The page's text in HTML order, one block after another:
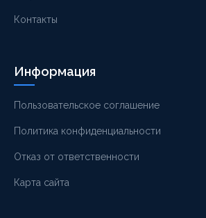
Контакты
Информация
Пользовательское соглашение
Политика конфиденциальности
Отказ от ответственности
Карта сайта